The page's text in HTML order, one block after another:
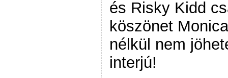
és Risky Kidd
köszönet
nélkül nem
interjú!